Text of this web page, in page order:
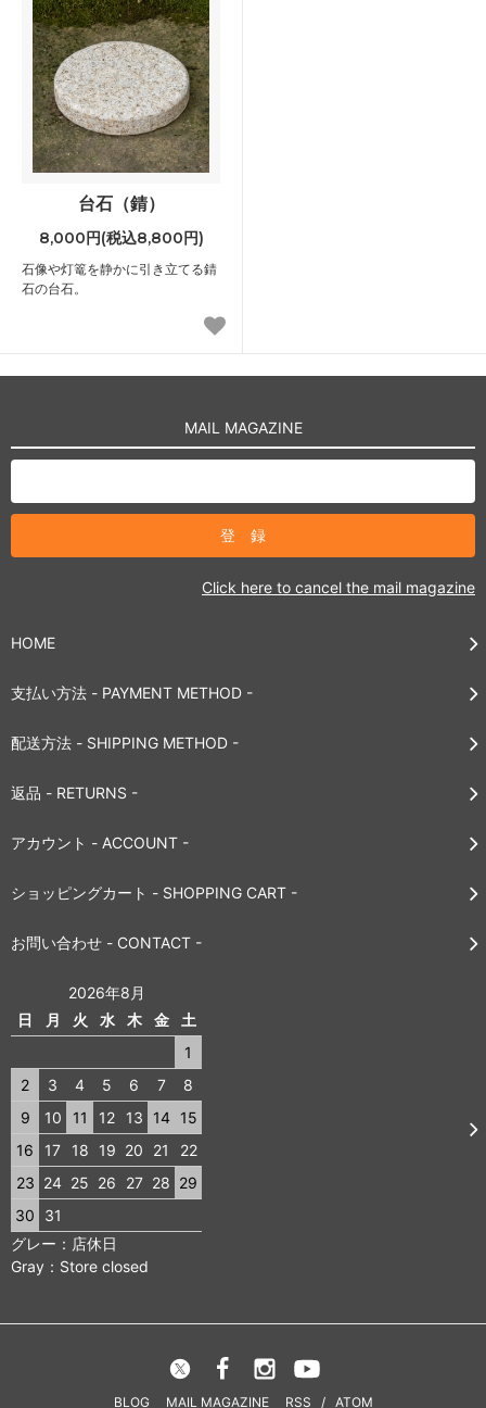
台石（錆）
8,000円(税込8,800円)
石像や灯篭を静かに引き立てる錆
石の台石。
MAIL MAGAZINE
Click here to cancel the mail magazine
HOME
支払い方法 - PAYMENT METHOD -
配送方法 - SHIPPING METHOD -
返品 - RETURNS -
アカウント - ACCOUNT -
ショッピングカート - SHOPPING CART -
お問い合わせ - CONTACT -
2026年8月
日
月 火 水 木 金
土
1
2
3 4 5 6 7
8
9
10 11 12 13 14
15
16
17 18 19 20 21
22
23 24 25 26 27 28 29
30
31
グレー：店休日
Gray：Store closed
BLOG MAIL MAGAZINE RSS / ATOM